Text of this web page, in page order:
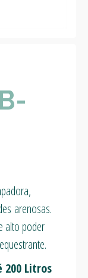
arenosas.
alto poder
200 Litros